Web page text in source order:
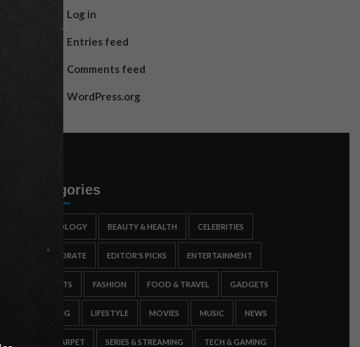
Log in
Entries feed
Comments feed
WordPress.org
Categories
ASTROLOGY BEAUTY & HEALTH CELEBRITIES
CORPORATE EDITOR'S PICKS ENTERTAINMENT
ESPORTS FASHION FOOD & TRAVEL GADGETS
GAMING LIFESTYLE MOVIES MUSIC NEWS
RED CARPET SERIES & STREAMING TECH & GAMING